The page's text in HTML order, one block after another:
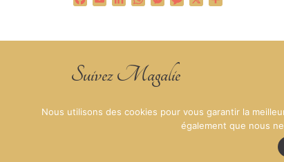
Suivez Magalie
Facebook
Instagram
LinkedIn
Nous utilisons des cookies pour vous garantir la
également que nous